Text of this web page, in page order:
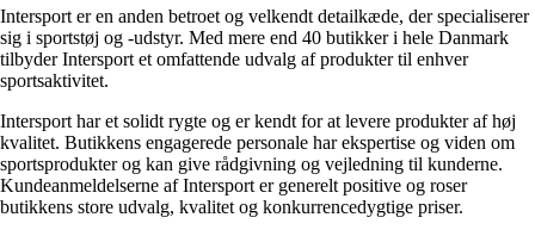
Intersport er en anden betroet og velkendt detailkæde, der specialiserer
sig i sportstøj og -udstyr. Med mere end 40 butikker i hele Danmark
tilbyder Intersport et omfattende udvalg af produkter til enhver
sportsaktivitet.
Intersport har et solidt rygte og er kendt for at levere produkter af høj
kvalitet. Butikkens engagerede personale har ekspertise og viden om
sportsprodukter og kan give rådgivning og vejledning til kunderne.
Kundeanmeldelserne af Intersport er generelt positive og roser
butikkens store udvalg, kvalitet og konkurrencedygtige priser.